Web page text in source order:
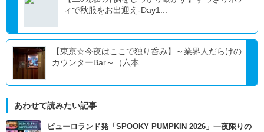
ィで秋服をお出迎え-Day1...
【東京☆今夜はここで独り呑み】～業界人だらけの
カウンターBar～（六本...
あわせて読みたい記事
ピューロランド発「SPOOKY PUMPKIN 2026」一夜限りの